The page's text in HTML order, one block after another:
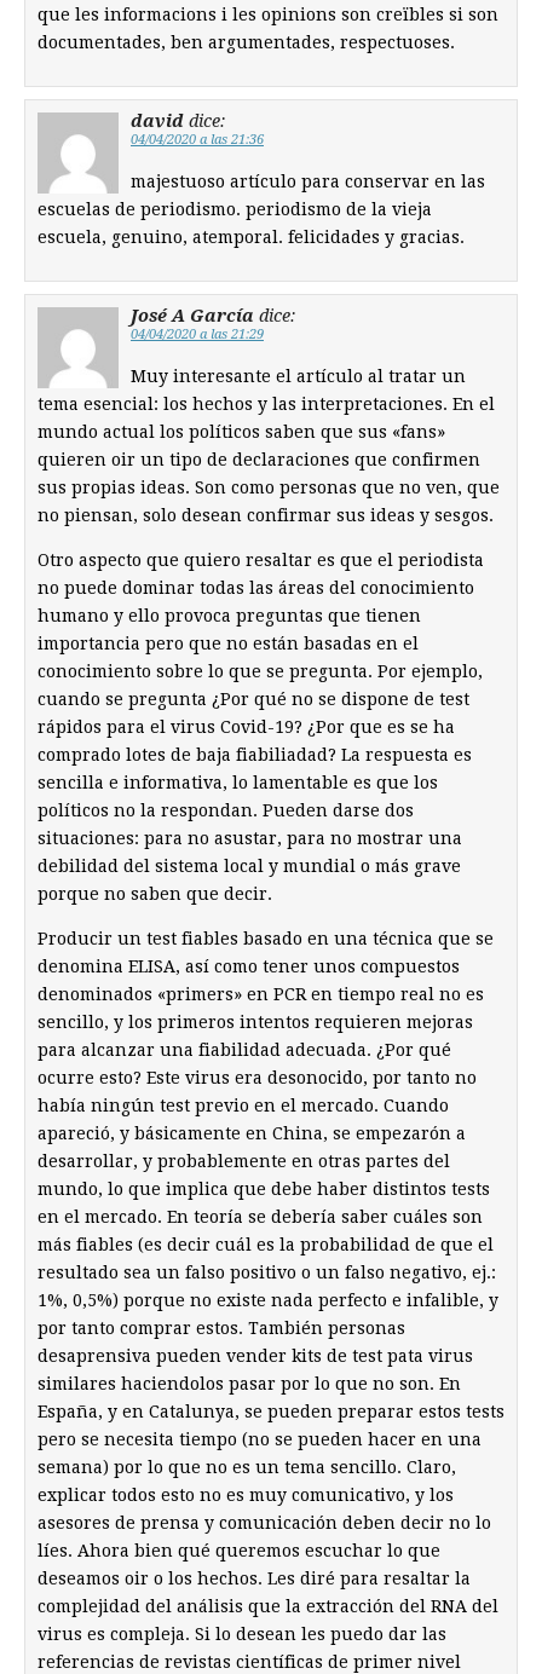
que les informacions i les opinions son creïbles si son
documentades, ben argumentades, respectuoses.
david dice:
04/04/2020 a las 21:36
majestuoso artículo para conservar en las
escuelas de periodismo. periodismo de la vieja
escuela, genuino, atemporal. felicidades y gracias.
José A García dice:
04/04/2020 a las 21:29
Muy interesante el artículo al tratar un
tema esencial: los hechos y las interpretaciones. En el
mundo actual los políticos saben que sus «fans»
quieren oir un tipo de declaraciones que confirmen
sus propias ideas. Son como personas que no ven, que
no piensan, solo desean confirmar sus ideas y sesgos.
Otro aspecto que quiero resaltar es que el periodista
no puede dominar todas las áreas del conocimiento
humano y ello provoca preguntas que tienen
importancia pero que no están basadas en el
conocimiento sobre lo que se pregunta. Por ejemplo,
cuando se pregunta ¿Por qué no se dispone de test
rápidos para el virus Covid-19? ¿Por que es se ha
comprado lotes de baja fiabiliadad? La respuesta es
sencilla e informativa, lo lamentable es que los
políticos no la respondan. Pueden darse dos
situaciones: para no asustar, para no mostrar una
debilidad del sistema local y mundial o más grave
porque no saben que decir.
Producir un test fiables basado en una técnica que se
denomina ELISA, así como tener unos compuestos
denominados «primers» en PCR en tiempo real no es
sencillo, y los primeros intentos requieren mejoras
para alcanzar una fiabilidad adecuada. ¿Por qué
ocurre esto? Este virus era desonocido, por tanto no
había ningún test previo en el mercado. Cuando
apareció, y básicamente en China, se empezarón a
desarrollar, y probablemente en otras partes del
mundo, lo que implica que debe haber distintos tests
en el mercado. En teoría se debería saber cuáles son
más fiables (es decir cuál es la probabilidad de que el
resultado sea un falso positivo o un falso negativo, ej.:
1%, 0,5%) porque no existe nada perfecto e infalible, y
por tanto comprar estos. También personas
desaprensiva pueden vender kits de test pata virus
similares haciendolos pasar por lo que no son. En
España, y en Catalunya, se pueden preparar estos tests
pero se necesita tiempo (no se pueden hacer en una
semana) por lo que no es un tema sencillo. Claro,
explicar todos esto no es muy comunicativo, y los
asesores de prensa y comunicación deben decir no lo
líes. Ahora bien qué queremos escuchar lo que
deseamos oir o los hechos. Les diré para resaltar la
complejidad del análisis que la extracción del RNA del
virus es compleja. Si lo desean les puedo dar las
referencias de revistas científicas de primer nivel